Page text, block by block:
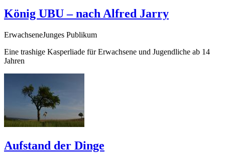
König UBU – nach Alfred Jarry
ErwachseneJunges Publikum
Eine trashige Kasperliade für Erwachsene und Jugendliche ab 14
Jahren
Aufstand der Dinge